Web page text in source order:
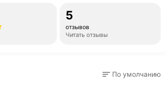
5
отзывов
Читать отзывы
По умолчанию